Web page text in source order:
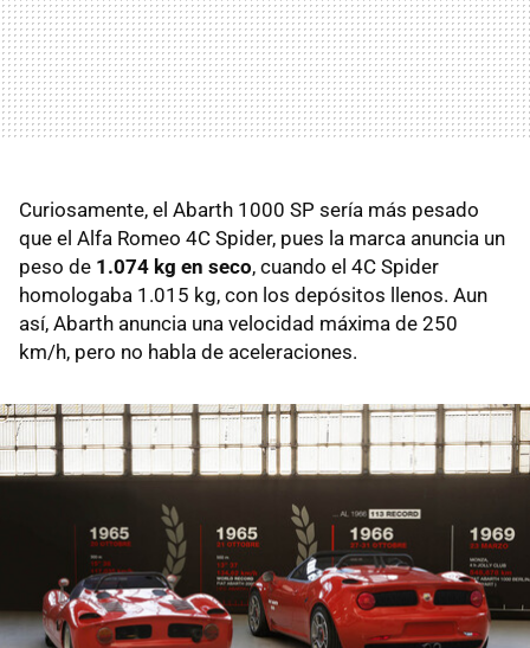
Curiosamente, el Abarth 1000 SP sería más pesado
que el Alfa Romeo 4C Spider, pues la marca anuncia un
peso de 1.074 kg en seco, cuando el 4C Spider
homologaba 1.015 kg, con los depósitos llenos. Aun
así, Abarth anuncia una velocidad máxima de 250
km/h, pero no habla de aceleraciones.